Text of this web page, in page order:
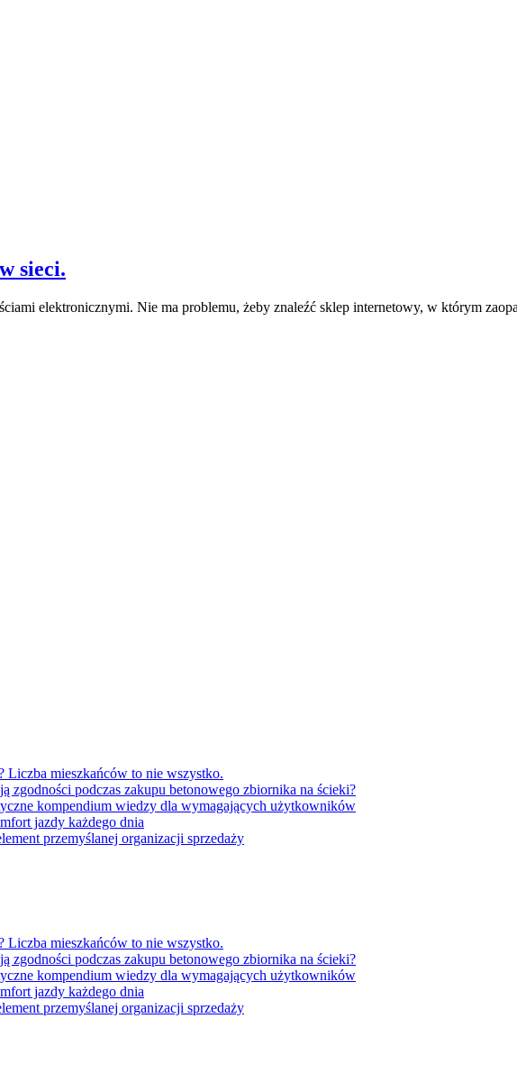
sieci.
elektronicznymi. Nie ma problemu, żeby znaleźć sklep internetowy, w którym
Liczba mieszkańców to nie wszystko.
zgodności podczas zakupu betonowego zbiornika na ścieki?
kompendium wiedzy dla wymagających użytkowników
jazdy każdego dnia
przemyślanej organizacji sprzedaży
Liczba mieszkańców to nie wszystko.
zgodności podczas zakupu betonowego zbiornika na ścieki?
kompendium wiedzy dla wymagających użytkowników
jazdy każdego dnia
przemyślanej organizacji sprzedaży